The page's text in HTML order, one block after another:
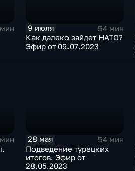
9 июля
54 мин
Как далеко зайдет НАТО?
Эфир от 09.07.2023
28 мая
54 мин
Подведение турецких
итогов. Эфир от
28.05.2023